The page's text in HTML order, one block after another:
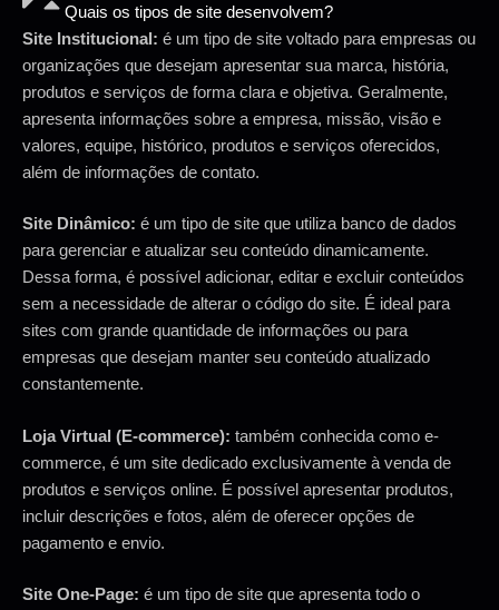
Quais os tipos de site desenvolvem?
Site Institucional: é um tipo de site voltado para empresas ou
organizações que desejam apresentar sua marca, história,
produtos e serviços de forma clara e objetiva. Geralmente,
apresenta informações sobre a empresa, missão, visão e
valores, equipe, histórico, produtos e serviços oferecidos,
além de informações de contato.
Site Dinâmico: é um tipo de site que utiliza banco de dados
para gerenciar e atualizar seu conteúdo dinamicamente.
Dessa forma, é possível adicionar, editar e excluir conteúdos
sem a necessidade de alterar o código do site. É ideal para
sites com grande quantidade de informações ou para
empresas que desejam manter seu conteúdo atualizado
constantemente.
Loja Virtual (E-commerce): também conhecida como e-
commerce, é um site dedicado exclusivamente à venda de
produtos e serviços online. É possível apresentar produtos,
incluir descrições e fotos, além de oferecer opções de
pagamento e envio.
Site One-Page: é um tipo de site que apresenta todo o